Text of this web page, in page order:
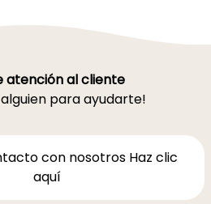
atención al cliente
para ayudarte!
con nosotros Haz clic
aquí